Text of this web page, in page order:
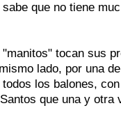
que no tiene
tocan sus
lado, por una
los balones,
que una y otra